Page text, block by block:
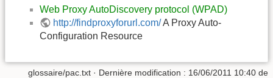
Web Proxy AutoDiscovery protocol (WPAD)
http://findproxyforurl.com/A Proxy Auto-
Configuration Resource
glossaire/pac.txt · Dernière modification : 16/06/2011 10:40 de